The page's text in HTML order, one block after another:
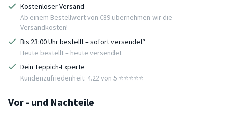
Kostenloser Versand
Ab einem Bestellwert von €89 übernehmen wir die
Versandkosten!
Bis 23:00 Uhr bestellt – sofort versendet*
Heute bestellt – heute versendet
Dein Teppich-Experte
Kundenzufriedenheit: 4.22 von 5 ⭐️⭐️⭐️⭐️⭐️
Vor - und Nachteile